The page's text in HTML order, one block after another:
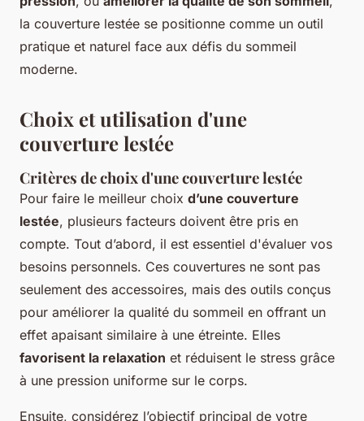
la couverture lestée se positionne comme un outil
pratique et naturel face aux défis du sommeil
moderne.
Choix et utilisation d'une
couverture lestée
Critères de choix d'une couverture lestée
Pour faire le meilleur choix d’une couverture
lestée, plusieurs facteurs doivent être pris en
compte. Tout d’abord, il est essentiel d'évaluer vos
besoins personnels. Ces couvertures ne sont pas
seulement des accessoires, mais des outils conçus
pour améliorer la qualité du sommeil en offrant un
effet apaisant similaire à une étreinte. Elles
favorisent la relaxation et réduisent le stress grâce
à une pression uniforme sur le corps.
Ensuite, considérez l’objectif principal de votre